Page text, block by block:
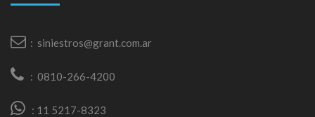
: siniestros@grant.com.ar
: 0810-266-4200
: 11 5217-8323